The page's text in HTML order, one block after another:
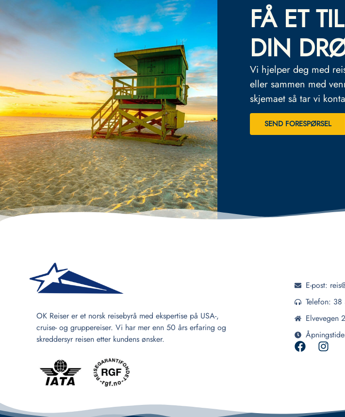
FÅ ET
DIN
Vi hjelper deg med
eller sammen med
skjemaet så tar vi
SEND FORESPØRSEL
OK Reiser er et norsk reisebyrå med ekspertise på USA-,
cruise- og gruppereiser. Vi har mer enn 50 års erfaring og
skreddersyr reisen etter kundens ønsker.
E-post:
Telefon:
Elvevegen